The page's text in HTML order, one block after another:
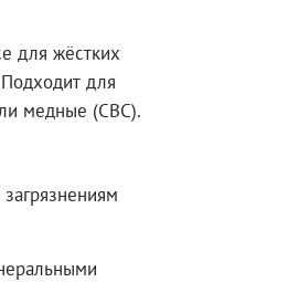
для жёстких
для
медные (СВС).